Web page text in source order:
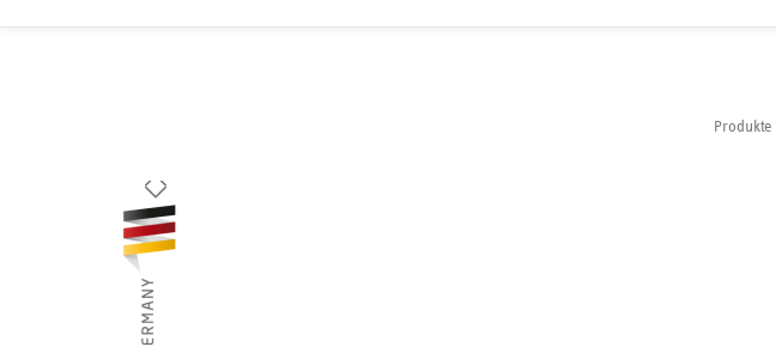
Produkte
Bildergalerie überspringen